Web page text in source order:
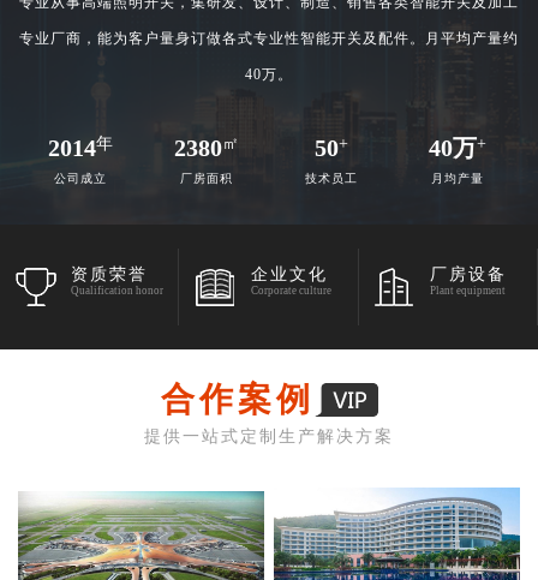
专业厂商，能为客户量身订做各式专业性智能开关及配件。月平均产量约
40万。
2014年
公司成立
2380㎡
厂房面积
50+
技术员工
40万+
月均产量
资质荣誉
Qualification honor
企业文化
Corporate culture
厂房设备
Plant equipment
合作案例
提供一站式定制生产解决方案